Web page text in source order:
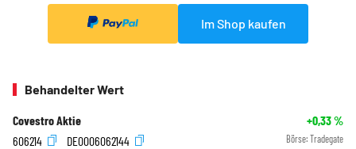
Im Shop kaufen
Behandelter Wert
Covestro Aktie +0,33%
606214
DE0006062144 Börse: Tradegate